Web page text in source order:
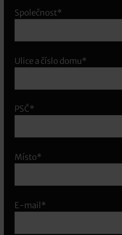
Společnost*
Ulice a číslo domu*
PSČ*
Místo*
E-mail*